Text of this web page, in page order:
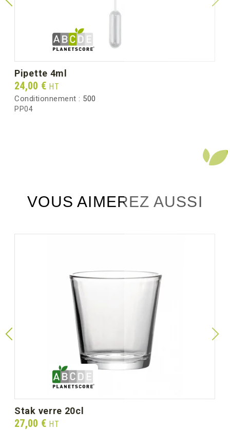
pipette 4ml
Prix
24,00 € HT
Conditionnement : 500
PP04
VOUS AIMEREZ AUSSI
stak verre 20cl
Prix
27,00 € HT